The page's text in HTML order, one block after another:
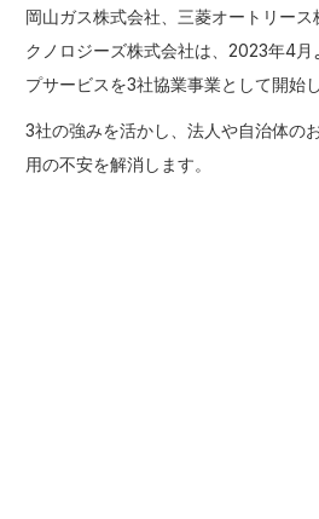
岡山ガス株式会社、三菱オートリー
クノロジーズ株式会社は、2023年4月
プサービスを3社協業事業として開始し
3社の強みを活かし、法人や自治体の
用の不安を解消します。